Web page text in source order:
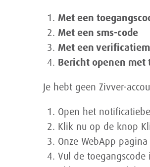
Met een
Met een sms-code
Met een
Bericht openen met
Je hebt geen Zivver-
Open het
Klik nu op de knop
Onze WebApp
Vul de